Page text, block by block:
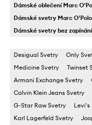
Dámské oblečení Marc
Dámské svetry Marc O'Polo
Dámské svetry bez
Desigual Svetry Only
Medicine Svetry
Twinset
Armani Exchange Svetry
Calvin Klein Jeans Svetry
G-Star Raw Svetry
Levi's
Karl Lagerfeld Svetry